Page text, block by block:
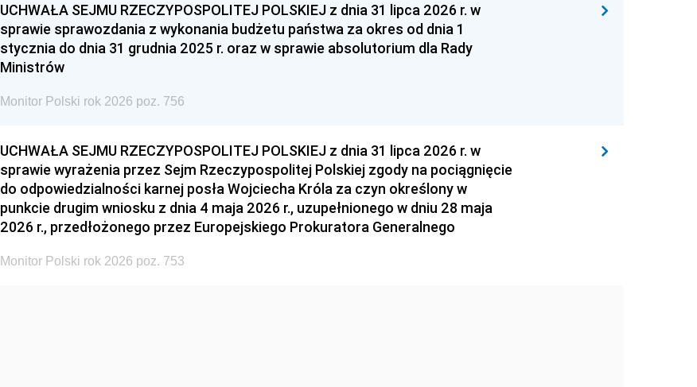
UCHWAŁA SEJMU RZECZYPOSPOLITEJ POLSKIEJ z dnia 31 lipca 2026 r. w
sprawie sprawozdania z wykonania budżetu państwa za okres od dnia 1
stycznia do dnia 31 grudnia 2025 r. oraz w sprawie absolutorium dla Rady
Ministrów
Monitor Polski rok 2026 poz. 756
UCHWAŁA SEJMU RZECZYPOSPOLITEJ POLSKIEJ z dnia 31 lipca 2026 r. w
sprawie wyrażenia przez Sejm Rzeczypospolitej Polskiej zgody na pociągnięcie
do odpowiedzialności karnej posła Wojciecha Króla za czyn określony w
punkcie drugim wniosku z dnia 4 maja 2026 r., uzupełnionego w dniu 28 maja
2026 r., przedłożonego przez Europejskiego Prokuratora Generalnego
Monitor Polski rok 2026 poz. 753